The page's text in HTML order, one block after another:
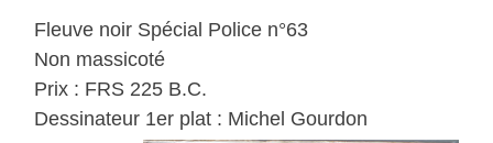
Fleuve noir Spécial Police n°63
Non massicoté
Prix : FRS 225 B.C.
Dessinateur 1er plat : Michel Gourdon